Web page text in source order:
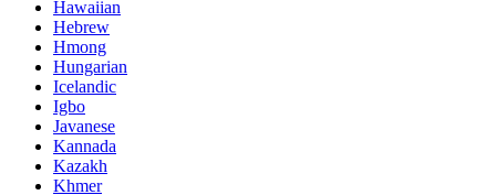
Hawaiian
Hebrew
Hmong
Hungarian
Icelandic
Igbo
Javanese
Kannada
Kazakh
Khmer